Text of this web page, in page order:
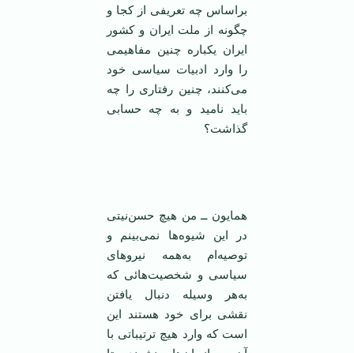
براساس چه تعريفی از کجا و
چگونه از ملت ايران و کشور
ايران يکباره چنين مفاهيمی
‌را وارد ادبيات سياسی خود
می‌کنند، چنين رفتاری را چه
بايد ناميد و به چه حسابی
گذاشت؟
همایون ــ من هیچ حسن‌نیتی
در این شیوه‌ها نمی‌بینم و
توصیه‌ام به‌همه نیروهای
سیاسی و شخصیت‌هائی که
به‌هر وسیله دنبال یافتن
نقشی برای خود هستند این
است که وارد هیچ ترتیباتی با